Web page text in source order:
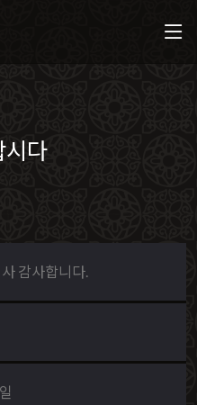
시다
감사합니다.